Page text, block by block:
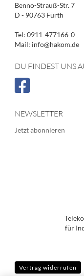
Benno-Strauß-Str. 7
D - 90763 Fürth
Tel: 0911-477166-0
Mail: info@hakom.de
DU FINDEST UNS
NEWSLETTER
Jetzt abonnieren
für
Vertrag widerrufen